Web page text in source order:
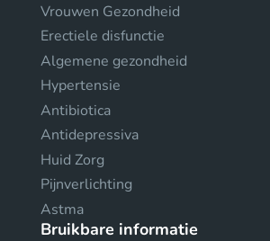
Vrouwen Gezondheid
Erectiele disfunctie
Algemene gezondheid
Hypertensie
Antibiotica
Antidepressiva
Huid Zorg
Pijnverlichting
Astma
Bruikbare informatie